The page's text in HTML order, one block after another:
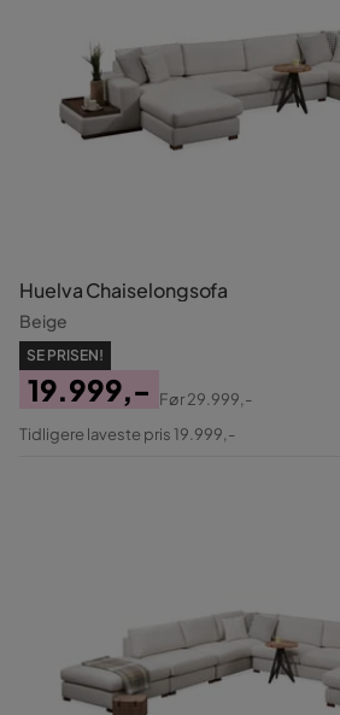
Huelva Chaiselongsofa
Beige
SE PRISEN!
Pris
19.999,-
Original
Før29.999,-
Tidligere laveste pris 19.999,-